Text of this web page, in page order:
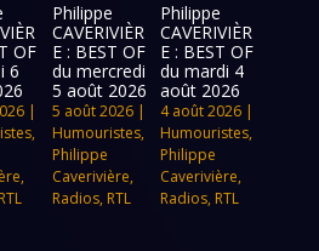
OF
6
|
,
,
RTL
Philippe
CAVERIVIÈR
E : BEST OF
du mercredi
5 août 2026
5 août 2026|
Humouristes,
Philippe
Caverivière,
Radios, RTL
Philippe
CAVERIVIÈR
E : BEST OF
du mardi 4
août 2026
4 août 2026 |
Humouristes,
Philippe
Caverivière,
Radios, RTL